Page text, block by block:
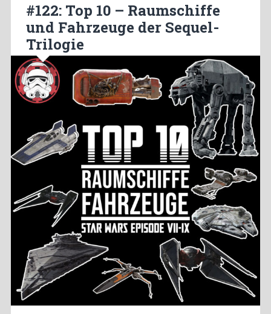
#122: Top 10 – Raumschiffe
und Fahrzeuge der Sequel-
Trilogie